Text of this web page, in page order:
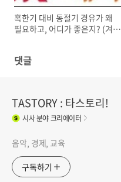
혹한기 대비 동절기 경유가 왜
필요하고, 어디가 좋은지? (겨울
댓글
TASTORY : 타스토리!
시사분야 크리에이터
음악, 경제, 교육
구독하기